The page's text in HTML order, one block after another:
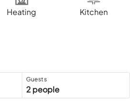
Heating
Kitchen
Guests
2 people